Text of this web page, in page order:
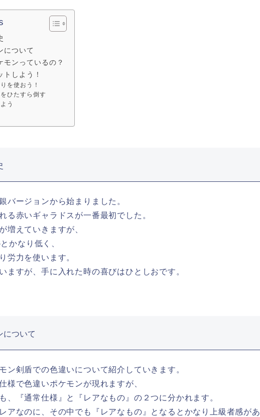
について
モンっているの？
しよう！
を使おう！
ひたすら倒す
う
バージョンから始まりました。
る赤いギャラドスが一番最初でした。
増えていきますが、
かなり低く、
労力を使います。
ますが、手に入れた時の喜びはひとしおです。
について
ン剣盾での色違いについて紹介していきます。
様で色違いポケモンが現れますが、
、『通常仕様』と『レアなもの』の２つに分かれます。
アなのに、その中でも『レアなもの』となるとかなり上級者感があ